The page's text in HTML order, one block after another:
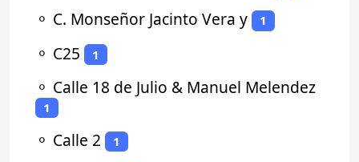
⚬ C. Monseñor Jacinto Vera y 1
⚬ C25 1
⚬ Calle 18 de Julio & Manuel Melendez
1
⚬ Calle 2 1